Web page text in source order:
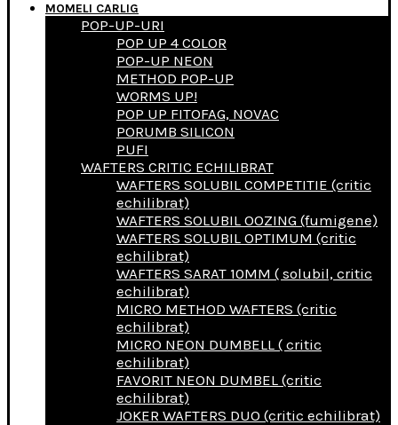
MOMELI CARLIG
POP-UP-URI
POP UP 4 COLOR
POP-UP NEON
METHOD POP-UP
WORMS UP!
POP UP FITOFAG, NOVAC
PORUMB SILICON
PUFI
WAFTERS CRITIC ECHILIBRAT
WAFTERS SOLUBIL COMPETITIE (critic
echilibrat)
WAFTERS SOLUBIL OOZING (fumigene)
WAFTERS SOLUBIL OPTIMUM (critic
echilibrat)
WAFTERS SARAT 10MM ( solubil, critic
echilibrat)
MICRO METHOD WAFTERS (critic
echilibrat)
MICRO NEON DUMBELL ( critic
echilibrat)
FAVORIT NEON DUMBEL (critic
echilibrat)
JOKER WAFTERS DUO (critic echilibrat)